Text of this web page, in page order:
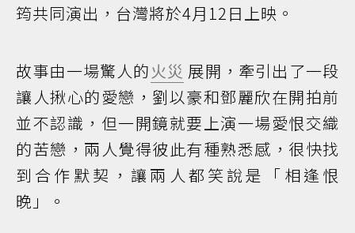
筠共同演出，台灣將於4月12日上映。
故事由一場驚人的火災 展開，牽引出了一段
讓人揪心的愛戀，劉以豪和鄧麗欣在開拍前
並不認識，但一開鏡就要上演一場愛恨交織
的苦戀，兩人覺得彼此有種熟悉感，很快找
到合作默契，讓兩人都笑說是「相逢恨
晚」。